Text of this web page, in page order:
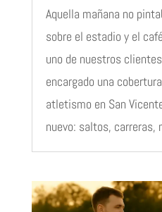
Aquella mañana no
sobre el estadio y el
uno de nuestros
encargado una
atletismo en San
nuevo: saltos, carreras,